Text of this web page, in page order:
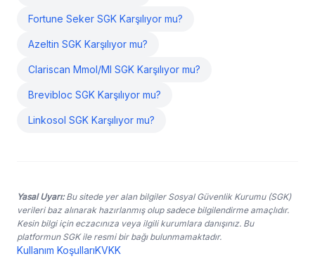
Fortune Seker SGK Karşılıyor mu?
Azeltin SGK Karşılıyor mu?
Clariscan Mmol/Ml SGK Karşılıyor mu?
Brevibloc SGK Karşılıyor mu?
Linkosol SGK Karşılıyor mu?
Yasal Uyarı:Bu sitede yer alan bilgiler Sosyal Güvenlik Kurumu (SGK)
verileri baz alınarak hazırlanmış olup sadece bilgilendirme amaçlıdır.
Kesin bilgi için eczacınıza veya ilgili kurumlara danışınız. Bu
platformun SGK ile resmi bir bağı bulunmamaktadır.
Kullanım KoşullarıKVKK